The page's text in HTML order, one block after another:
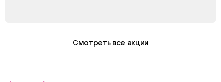
Смотреть все акции